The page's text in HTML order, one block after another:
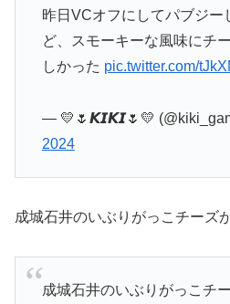
昨日VCオフにしてパブジー
ど、スモーキーな風味にチ
しかった pic.twitter.com/
— 💛🌷𝙆𝙄𝙆𝙄🌷💛
2024
成城石井のいぶりがっこチーズ
成城石井のいぶりがっこチ